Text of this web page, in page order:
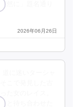
然に」題名通り
2026年06月26日
と待ち合わせた